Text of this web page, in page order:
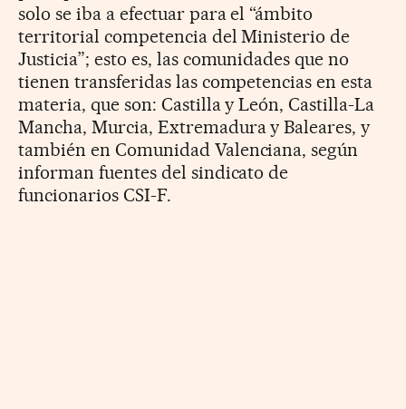
solo se iba a efectuar para el “ámbito
territorial competencia del Ministerio de
Justicia”; esto es, las comunidades que no
tienen transferidas las competencias en esta
materia, que son: Castilla y León, Castilla-La
Mancha, Murcia, Extremadura y Baleares, y
también en Comunidad Valenciana, según
informan fuentes del sindicato de
funcionarios CSI-F.